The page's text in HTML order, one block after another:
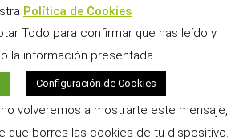
SIGUIENTE
de los hurones
Política de Cookies
Todo para confirmar que has leído y
la información presentada.
Configuración de Cookies
volveremos a mostrarte este mensaje,
que borres las cookies de tu dispositivo.